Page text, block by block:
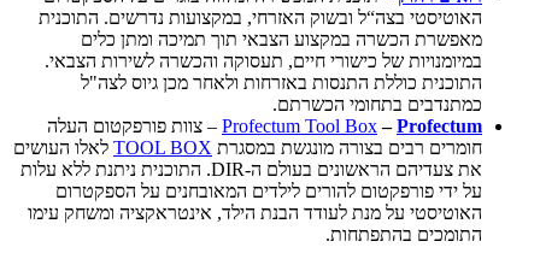
האוטיסטי בצה“ל ובשוק האזרחי, במקצועות נדרשים. התוכנית
מאפשרת הכשרה במקצוע הצבאי תוך תמיכה ומתן כלים
במיומנויות של כישורי חיים, תעסוקה והכשרה לשירות הצבאי.
התוכנית כוללת התנסות באזרחות ולאחר מכן גיוס לצה"ל
כמתנדבים בתחומי הכשרתם.
Profectum Tool Box –Profectum
– צוות פורפקטום העלה
חומרים רבים בצורה מונגשת במסגרת TOOL BOX לאלו העושים
את צעדיהם הראשונים בעולם ה-DIR. התוכנית ניתנת ללא עלות
על ידי פורפקטום להורים לילדים המאובחנים על הספקטרום
האוטיסטי על מנת לעודד הבנת הילד, אינטראקציה ומשחק עימו
התומכים בהתפתחות.